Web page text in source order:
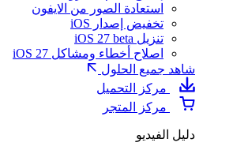
استعادة الصور من الايفون
تخفيض إصدار iOS
تنزيل iOS 27 beta
اصلاح أخطاء ومشاكل iOS 27
شاهد جميع الحلول
مركز التحميل
مركز المتجر
دليل الفيديو